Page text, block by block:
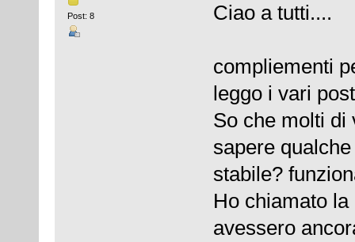
Post: 8 Ciao a tutti....
compliementi
leggo i vari
So che molti di
sapere
stabile?
Ho chiamato
avessero